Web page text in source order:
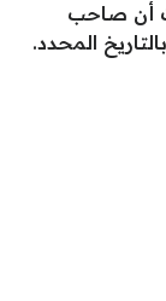
أن صاحب
المحدد.